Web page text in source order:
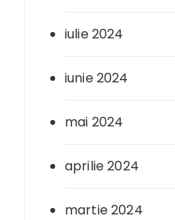
iulie 2024
iunie 2024
mai 2024
aprilie 2024
martie 2024